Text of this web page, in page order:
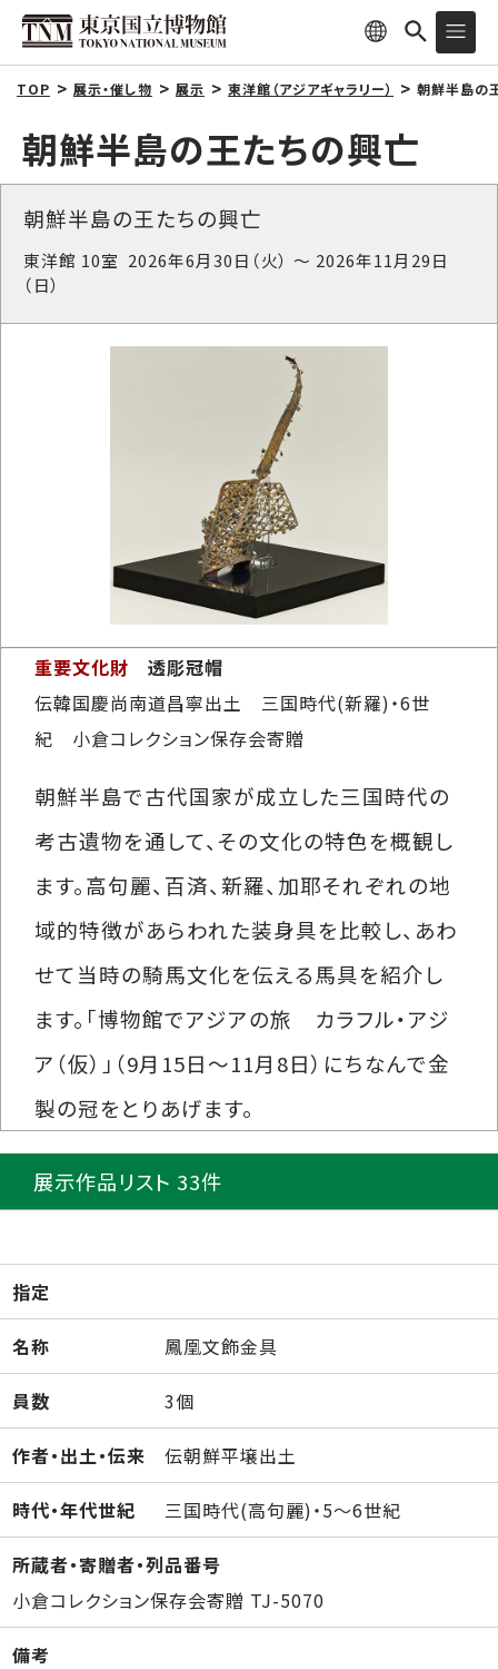
TOP 展示・催し物 展示 東洋館（アジアギャラリー） 朝鮮半島の
朝鮮半島の王たちの興亡
朝鮮半島の王たちの興亡
東洋館 10室 2026年6月30日（火） ～ 2026年11月29日
（日）
重要文化財
透彫冠帽
伝韓国慶尚南道昌寧出土 三国時代(新羅)・6世
紀 小倉コレクション保存会寄贈
朝鮮半島で古代国家が成立した三国時代の
考古遺物を通して、その文化の特色を概観し
ます。高句麗、百済、新羅、加耶それぞれの地
域的特徴があらわれた装身具を比較し、あわ
せて当時の騎馬文化を伝える馬具を紹介し
ます。「博物館でアジアの旅 カラフル・アジ
ア（仮）」（9月15日～11月8日）にちなんで金
製の冠をとりあげます。
展示作品リスト 33件
指定
名称 鳳凰文飾金具
員数 3個
作者・出土・伝来 伝朝鮮平壌出土
時代・年代世紀 三国時代(高句麗)・5～6世紀
所蔵者・寄贈者・列品番号
小倉コレクション保存会寄贈 TJ-5070
備考